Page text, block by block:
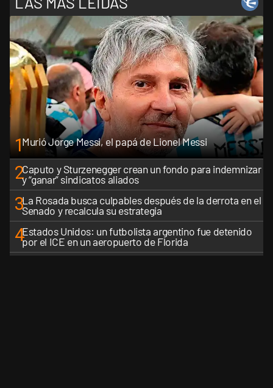
1Murió Jorge Messi, el papá de Lionel Messi
2Caputo y Sturzenegger crean un fondo para indemnizar
y “ganar” sindicatos aliados
3La Rosada busca culpables después de la derrota en el
Senado y recalcula su estrategia
4Estados Unidos: un futbolista argentino fue detenido
por el ICE en un aeropuerto de Florida